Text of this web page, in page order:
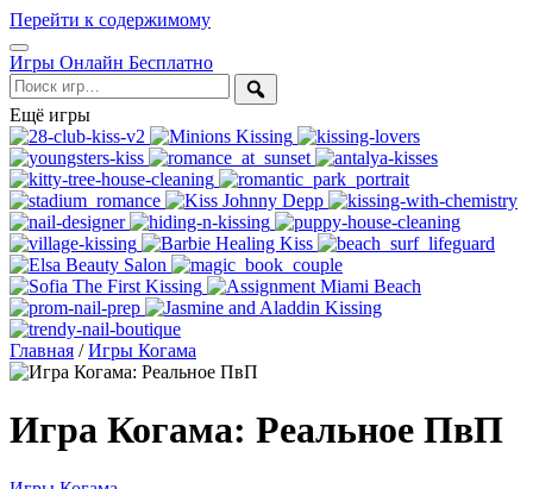
Перейти к содержимому
Открыть
меню
Игры Онлайн Бесплатно
Поиск
Ещё игры
Главная / Игры Когама
Игра Когама: Реальное ПвП